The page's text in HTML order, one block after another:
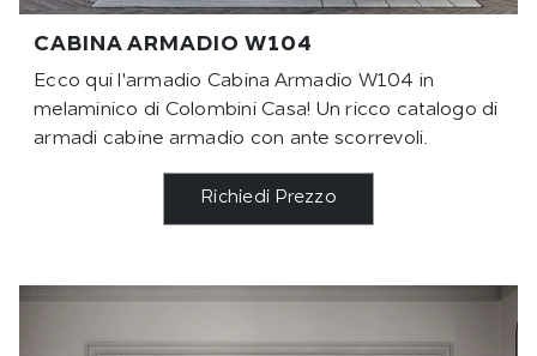
CABINA ARMADIO W104
Ecco qui l'armadio Cabina Armadio W104 in
melaminico di Colombini Casa! Un ricco catalogo di
armadi cabine armadio con ante scorrevoli.
Richiedi Prezzo